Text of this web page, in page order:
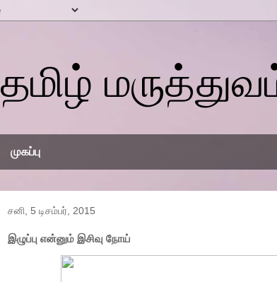
தமிழ்
முகப்பு
சனி, 5 டிசம்பர், 2015
இழுப்பு என்னும் இசிவு நோய்